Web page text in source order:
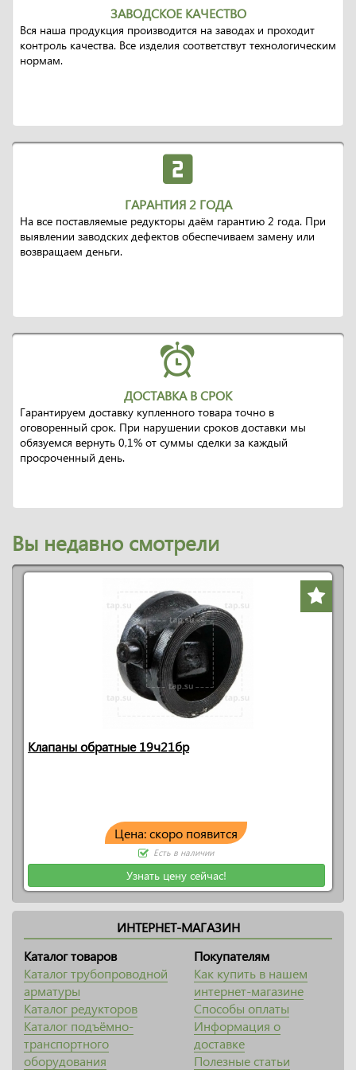
ЗАВОДСКОЕ КАЧЕСТВО
Вся наша продукция производится на заводах и проходит
контроль качества. Все изделия соответствут технологическим
нормам.
ГАРАНТИЯ 2 ГОДА
На все поставляемые редукторы даём гарантию 2 года. При
выявлении заводских дефектов обеспечиваем замену или
возвращаем деньги.
ДОСТАВКА В СРОК
Гарантируем доставку купленного товара точно в
оговоренный срок. При нарушении сроков доставки мы
обязуемся вернуть 0,1% от суммы сделки за каждый
просроченный день.
Вы недавно смотрели
Клапаны обратные 19ч21бр
Цена: скоро появится
Есть в наличии
Узнать цену сейчас!
ИНТЕРНЕТ-МАГАЗИН
Каталог товаров
Каталог трубопроводной
арматуры
Каталог редукторов
Каталог подъёмно-
транспортного
оборудования
Покупателям
Как купить в нашем
интернет-магазине
Способы оплаты
Информация о
доставке
Полезные статьи